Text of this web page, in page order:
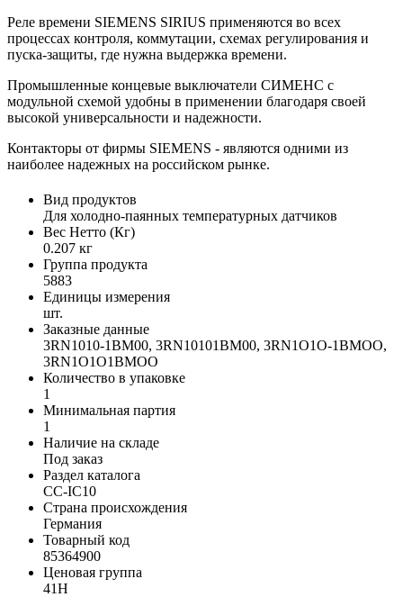
Реле времени SIEMENS SIRIUS применяются во всех
процессах контроля, коммутации, схемах регулирования и
пуска-защиты, где нужна выдержка времени.
Промышленные концевые выключатели СИМЕНС с
модульной схемой удобны в применении благодаря своей
высокой универсальности и надежности.
Контакторы от фирмы SIEMENS - являются одними из
наиболее надежных на российском рынке.
Вид продуктов
Для холодно-паянных температурных датчиков
Вес Нетто (Кг)
0.207 кг
Группа продукта
5883
Единицы измерения
шт.
Заказные данные
3RN1010-1BM00, 3RN10101BM00, 3RN1O1O-1BMOO,
3RN1O1O1BMOO
Количество в упаковке
1
Минимальная партия
1
Наличие на складе
Под заказ
Раздел каталога
CC-IC10
Страна происхождения
Германия
Товарный код
85364900
Ценовая группа
41H